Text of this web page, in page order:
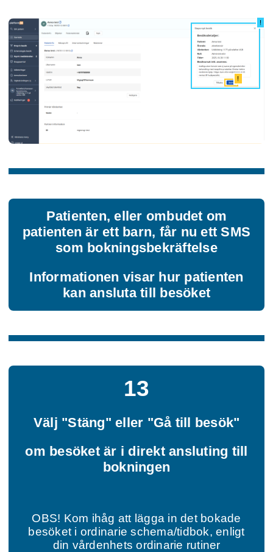
!
!
Patienten, eller ombudet om
patienten är ett barn, får nu ett SMS
som bokningsbekräftelse
Informationen visar hur patienten
kan ansluta till besöket
13
Välj "Stäng" eller "Gå till besök"
om besöket är i direkt ansluting till
bokningen
OBS! Kom ihåg att lägga in det bokade
besöket i ordinarie schema/tidbok, enligt
din vårdenhets ordinarie rutiner